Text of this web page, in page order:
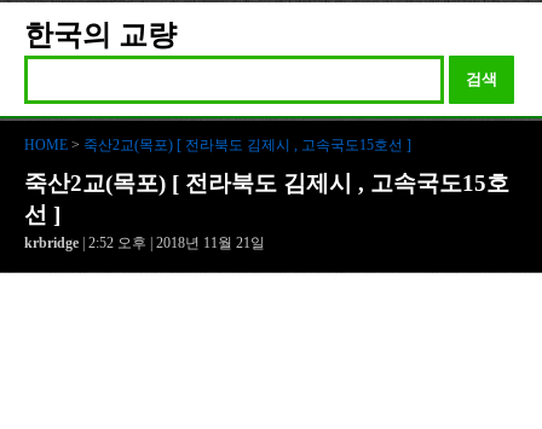
한국의 교량
검색
HOME > 죽산2교(목포) [ 전라북도 김제시 , 고속국도15호선 ]
죽산2교(목포) [ 전라북도 김제시 , 고속국도15호
선 ]
krbridge | 2:52 오후 | 2018년 11월 21일